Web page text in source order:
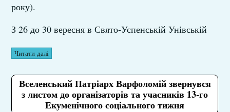
року).
З 26 до 30 вересня в Свято-Успенській Унівській
Читати далі
Вселенський Патріарх Варфоломій звернувся
з листом до організаторів та учасників 13-го
Екуменічного соціального тижня